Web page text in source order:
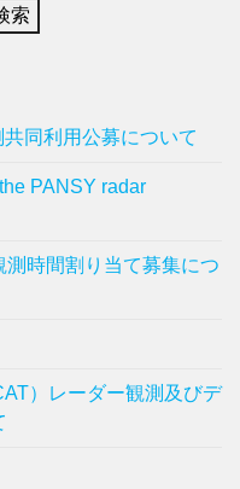
索
同利用公募について
PANSY radar
時間割り当て募集につ
）レーダー観測及びデ